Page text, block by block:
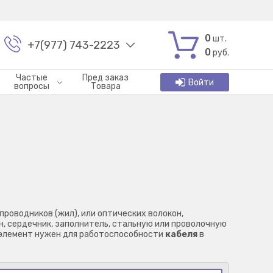
+7(977) 743-2223
0шт.
0руб.
Частые
вопросы
Пред заказ
Товара
Войти
(жил), или оптических волокон,
сердечник, заполнитель, стальную или проволочную
нужен для работоспособности кабеляв